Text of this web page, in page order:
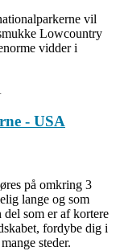
vil
Lowcountry
vidder i
på omkring 3
lange og som
som er af kortere
fordybe dig i
steder.